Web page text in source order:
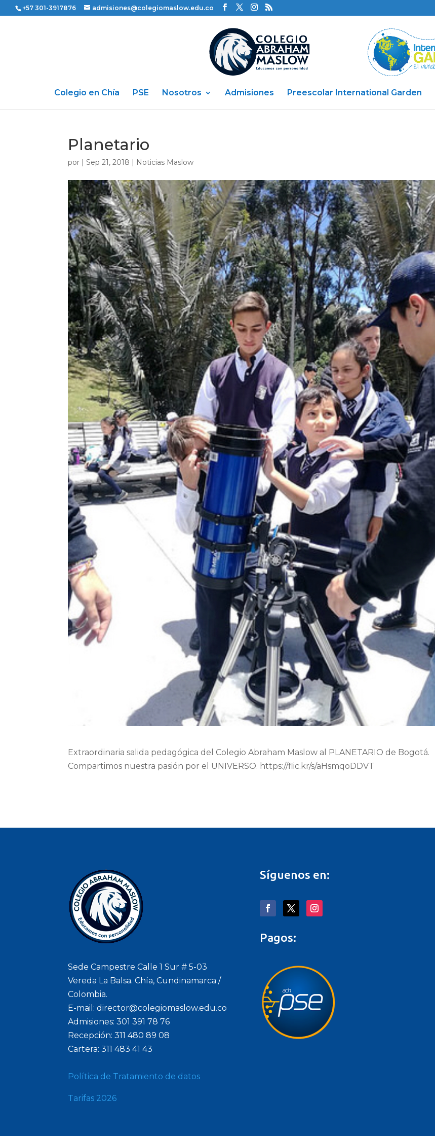
+57 301-3917876 admisiones@colegiomaslow.edu.co
Colegio en Chía PSE Nosotros Admisiones Preescolar International Garden
Planetario
por |Sep 21, 2018 | Noticias Maslow
Extraordinaria salida pedagógica del Colegio Abraham Maslow al PLANETARIO de Bogotá.
Compartimos nuestra pasión por el UNIVERSO. https://flic.kr/s/aHsmqoDDVT
Sede Campestre Calle 1 Sur # 5-03
Vereda La Balsa. Chía, Cundinamarca /
Colombia.
E-mail: director@colegiomaslow.edu.co
Admisiones: 301 391 78 76
Recepción: 311 480 89 08
Cartera: 311 483 41 43
Política de Tratamiento de datos
Tarifas 2026
Síguenos en:
Pagos: